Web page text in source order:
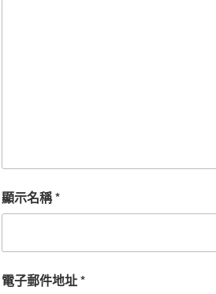
顯示名稱*
電子郵件地址*